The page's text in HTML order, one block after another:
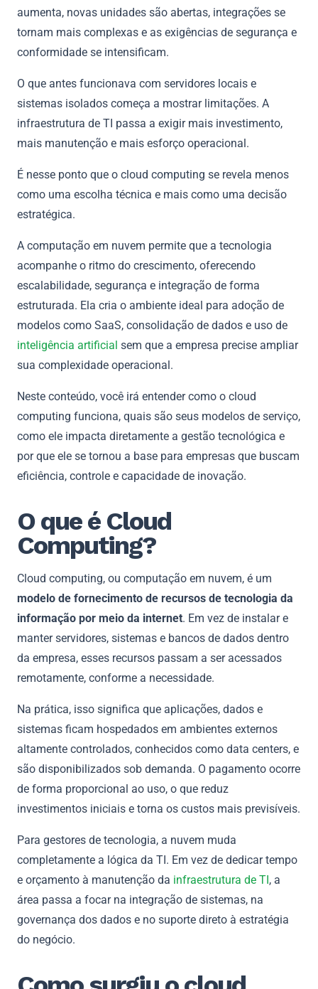
aumenta, novas unidades são abertas, integrações se
tornam mais complexas e as exigências de segurança e
conformidade se intensificam.
O que antes funcionava com servidores locais e
sistemas isolados começa a mostrar limitações. A
infraestrutura de TI passa a exigir mais investimento,
mais manutenção e mais esforço operacional.
É nesse ponto que o cloud computing se revela menos
como uma escolha técnica e mais como uma decisão
estratégica.
A computação em nuvem permite que a tecnologia
acompanhe o ritmo do crescimento, oferecendo
escalabilidade, segurança e integração de forma
estruturada. Ela cria o ambiente ideal para adoção de
modelos como SaaS, consolidação de dados e uso de
inteligência artificial sem que a empresa precise ampliar
sua complexidade operacional.
Neste conteúdo, você irá entender como o cloud
computing funciona, quais são seus modelos de serviço,
como ele impacta diretamente a gestão tecnológica e
por que ele se tornou a base para empresas que buscam
eficiência, controle e capacidade de inovação.
O que é Cloud
Computing?
Cloud computing, ou computação em nuvem, é um
modelo de fornecimento de recursos de tecnologia da
informação por meio da internet. Em vez de instalar e
manter servidores, sistemas e bancos de dados dentro
da empresa, esses recursos passam a ser acessados
remotamente, conforme a necessidade.
Na prática, isso significa que aplicações, dados e
sistemas ficam hospedados em ambientes externos
altamente controlados, conhecidos como data centers, e
são disponibilizados sob demanda. O pagamento ocorre
de forma proporcional ao uso, o que reduz
investimentos iniciais e torna os custos mais previsíveis.
Para gestores de tecnologia, a nuvem muda
completamente a lógica da TI. Em vez de dedicar tempo
e orçamento à manutenção da infraestrutura de TI, a
área passa a focar na integração de sistemas, na
governança dos dados e no suporte direto à estratégia
do negócio.